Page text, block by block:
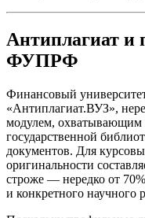
Антиплагиат и
ФУПРФ
Финансовый
«Антиплагиат.ВУЗ»,
модулем, охватывающим
государственной
документов. Для
оригинальности
строже — нередко от
и конкретного научного